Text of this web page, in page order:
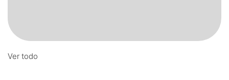
Ver todo